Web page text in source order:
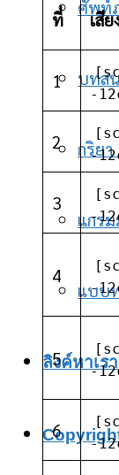
ศัพท์
บทส
กริยา
แกรม
แบบ
ลิงค์หาเรา
ที่ เสีย
1
-
2
-
3
-
4
-
5
-
6
-